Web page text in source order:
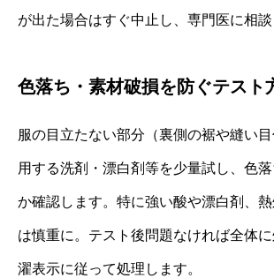
が出た場合はすぐ中止し、専門医に相談
色落ち・素材破損を防ぐテスト
服の目立たない部分（裏側の裾や縫い
用する洗剤・漂白剤等を少量試し、色
か確認します。特に強い酸や漂白剤、
は慎重に。テスト後問題なければ全体
濯表示に従って処理します。